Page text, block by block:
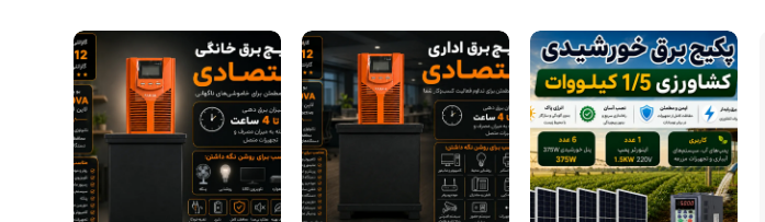
افزودن
به
علاقه
مندی
ها
افزودن
به
علاقه
مندی
ها
افزودن
به
علاقه
مندی
ها